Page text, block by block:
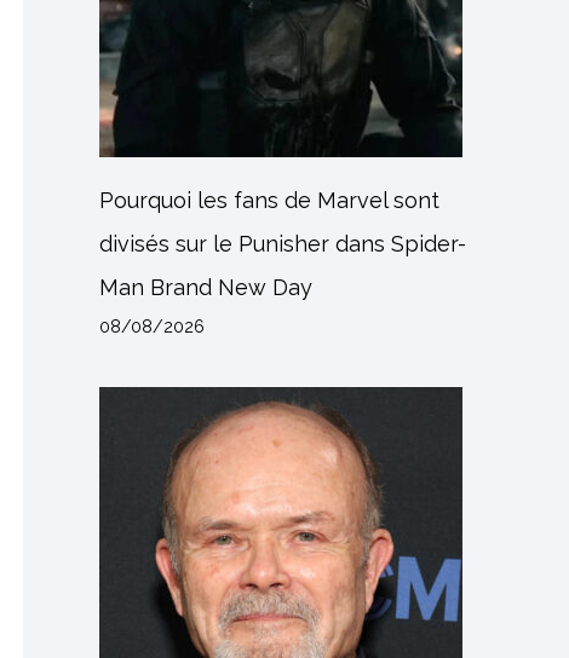
Pourquoi les fans de Marvel sont
divisés sur le Punisher dans Spider-
Man Brand New Day
08/08/2026